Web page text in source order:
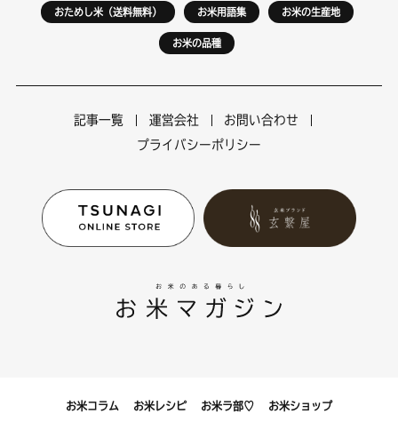
おためし米（送料無料） お米用語集 お米の生産地
お米の品種
記事一覧 運営会社
お問い合わせ
プライバシーポリシー
Copyright © ツナギのお米マガジン All Rights Reserved.
お米コラム お米レシピ お米ラ部♡ お米ショップ